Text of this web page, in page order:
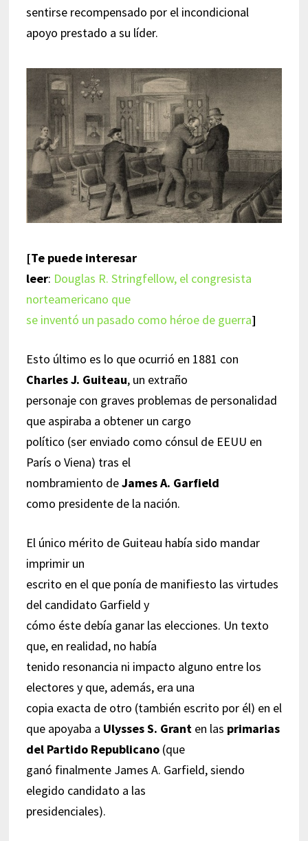
sentirse recompensado por el incondicional
apoyo prestado a su líder.
[Te puede interesar
leer: Douglas R. Stringfellow, el congresista
norteamericano que
se inventó un pasado como héroe de guerra]
Esto último es lo que ocurrió en 1881 con
Charles J. Guiteau, un extraño
personaje con graves problemas de personalidad
que aspiraba a obtener un cargo
político (ser enviado como cónsul de EEUU en
París o Viena) tras el
nombramiento deJames A. Garfield
como presidente de la nación.
El único mérito de Guiteau había sido mandar
imprimir un
escrito en el que ponía de manifiesto las virtudes
del candidato Garfield y
cómo éste debía ganar las elecciones. Un texto
que, en realidad, no había
tenido resonancia ni impacto alguno entre los
electores y que, además, era una
copia exacta de otro (también escrito por él) en el
que apoyaba a Ulysses S. Granten las primarias
del Partido Republicano(que
ganó finalmente James A. Garfield, siendo
elegido candidato a las
presidenciales).